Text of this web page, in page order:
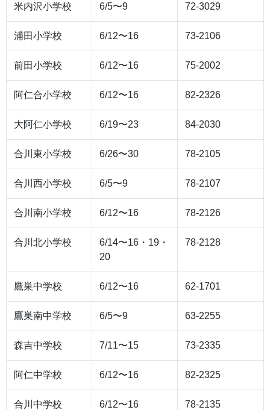
米内沢小学校 6/5〜9 72-3029
浦田小学校 6/12〜16 73-2106
前田小学校 6/12〜16 75-2002
阿仁合小学校 6/12〜16 82-2326
大阿仁小学校 6/19〜23 84-2030
合川東小学校 6/26〜30 78-2105
合川西小学校 6/5〜9 78-2107
合川南小学校 6/12〜16 78-2126
合川北小学校
6/14〜16・19・
20
78-2128
鷹巣中学校 6/12〜16 62-1701
鷹巣南中学校 6/5〜9 63-2255
森吉中学校 7/11〜15 73-2335
阿仁中学校 6/12〜16 82-2325
合川中学校 6/12〜16 78-2135